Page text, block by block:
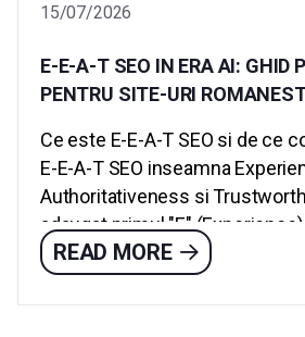
15/07/2026
E-E-A-T SEO IN ERA AI: GHID
PENTRU SITE-URI
Ce este E-E-A-T SEO si de ce
E-E-A-T SEO inseamna
Authoritativeness si
adaugat primul "E" (Experience)...
READ MORE